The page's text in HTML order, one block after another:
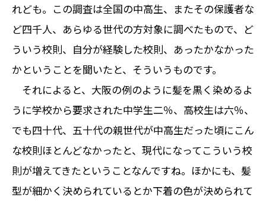
れども。この調査は全国の中高生、またその保護者な
ど四千人、あらゆる世代の方対象に調べたもので、ど
ういう校則、自分が経験した校則、あったかなかった
かということを聞いたと、そういうものです。
それによると、大阪の例のように髪を黒く染めるよ
うに学校から要求された中学生二％、高校生は六％、
でも四十代、五十代の親世代が中高生だった頃にこん
な校則ほとんどなかったと、現代になってこういう校
則が増えてきたということなんですね。ほかにも、髪
型が細かく決められているとか下着の色が決められて